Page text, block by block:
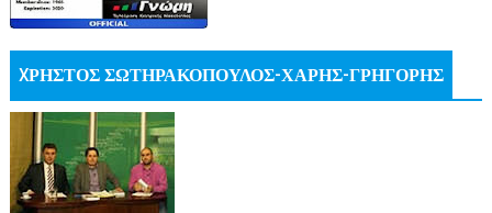
XΡΗΣΤΟΣ ΣΩΤΗΡΑΚΟΠΟΥΛΟΣ-ΧΑΡΗΣ-ΓΡΗΓΟΡΗΣ